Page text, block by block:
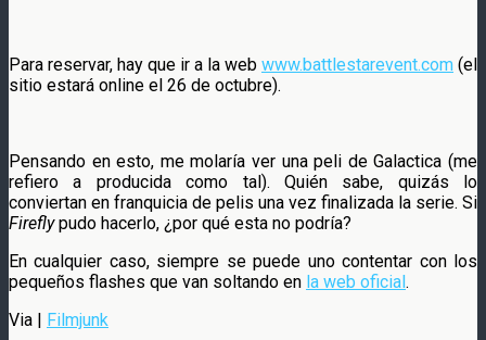
Para reservar, hay que ir a la web www.battlestarevent.com (el
sitio estará online el 26 de octubre).
Pensando en esto, me molaría ver una peli de Galactica (me
refiero a producida como tal). Quién sabe, quizás lo
conviertan en franquicia de pelis una vez finalizada la serie. Si
Fireflypudo hacerlo, ¿por qué esta no podría?
En cualquier caso, siempre se puede uno contentar con los
pequeños flashes que van soltando en la web oficial.
Via | Filmjunk